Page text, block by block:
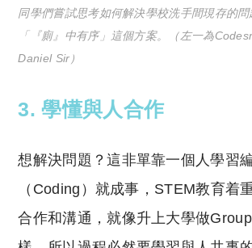
同學們嘗試思考如何解決學校洗手間現存的
「『廁』中有序」這個方案。（左一為
Daniel Sir）
3. 學懂與人合作
想解決問題？這非單靠一個人學習
（Coding）就成事，STEM教育着
合作和溝通，就像升上大學做